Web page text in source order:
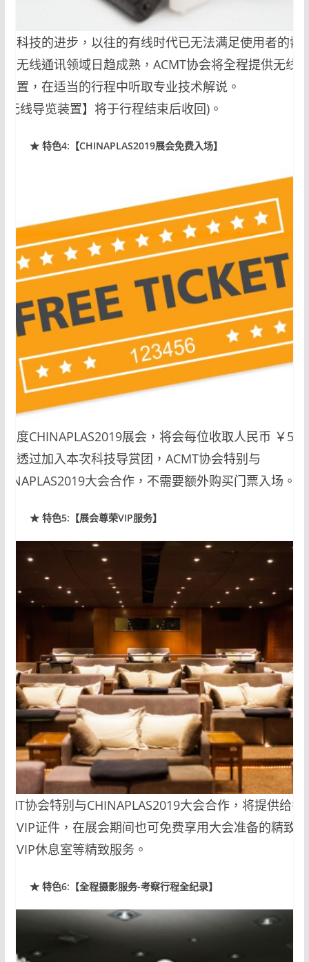
着科技的进步，以往的有线时代已无法满足使用者的需
。无线通讯领域日趋成熟，ACMT协会将全程提供无线
装置，在适当的行程中听取专业技术解说。
无线导览装置】将于行程结束后收回)。
★ 特色4:【CHINAPLAS2019展会免费入场】
年度CHINAPLAS2019展会，将会每位收取人民币 ￥50
，透过加入本次科技导赏团，ACMT协会特别与
大会合作，不需要额外购买门票入场。
★ 特色5:【展会尊荣VIP服务】
协会特别与CHINAPLAS2019大会合作，将提供给各
员VIP证件，在展会期间也可免费享用大会准备的精致餐
与VIP休息室等精致服务。
★ 特色6:【全程摄影服务-考察行程全纪录】